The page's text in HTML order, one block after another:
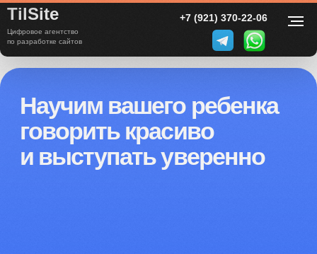
TilSite
Цифровое агентство
по разработке сайтов
+7 (921) 370-22-06
Speak
Научим вашего ребенка
говорить красиво
и выступать уверенно